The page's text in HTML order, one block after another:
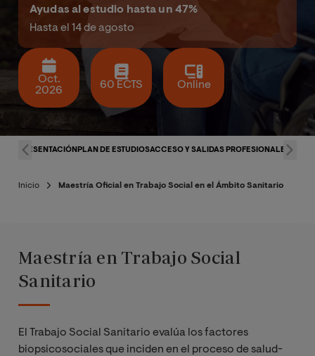
Oct.
2026
60 ECTS Online
Ayudas al estudio hasta un 47%
Hasta el 14 de agosto
PRESENTACIÓNPLAN DE ESTUDIOSACCESO Y SALIDAS PROFESIONALES
Inicio Maestría Oficial en Trabajo Social en el Ámbito Sanitario
Maestría en Trabajo Social
Sanitario
El Trabajo Social Sanitario evalúa los factores
biopsicosociales que inciden en el proceso de salud-